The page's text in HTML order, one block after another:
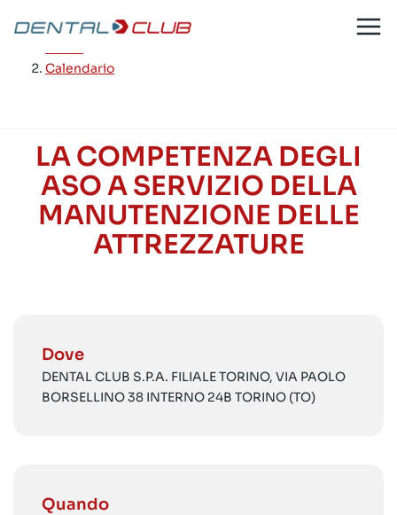
contenuto
Calendario
LA COMPETENZA DEGLI
ASO A SERVIZIO DELLA
MANUTENZIONE DELLE
ATTREZZATURE
Dove
DENTAL CLUB S.P.A. FILIALE TORINO, VIA PAOLO
BORSELLINO 38 INTERNO 24B TORINO (TO)
Quando